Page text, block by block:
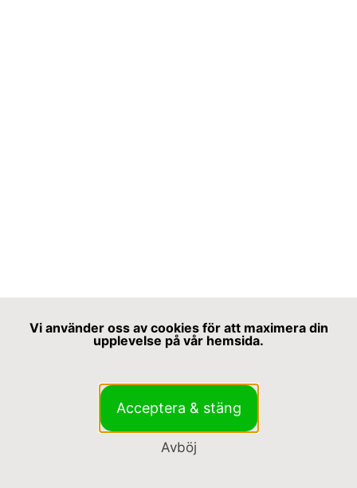
Vi använder oss av cookies för att maximera din
upplevelse på vår hemsida.
Acceptera & stäng
Avböj